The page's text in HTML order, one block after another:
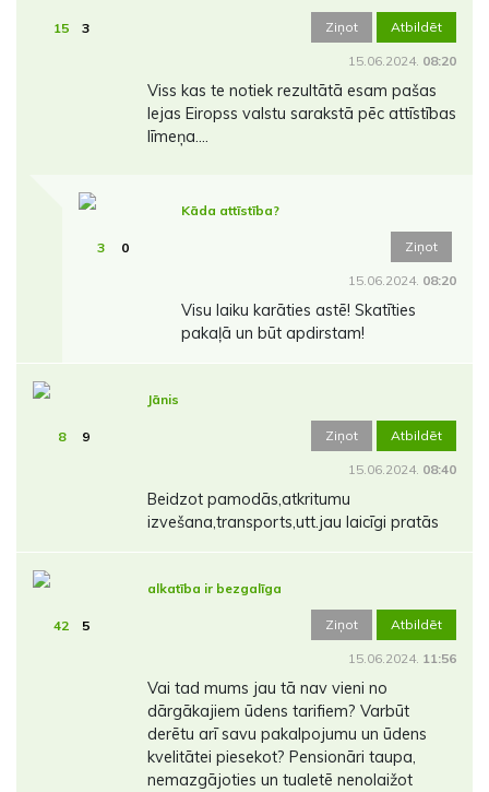
15 3 Ziņot Atbildēt
15.06.2024. 08:20
Viss kas te notiek rezultātā esam pašas
lejas Eiropss valstu sarakstā pēc attīstības
līmeņa....
3 0
Kāda attīstība?
Ziņot
15.06.2024. 08:20
Visu laiku karāties astē! Skatīties
pakaļā un būt apdirstam!
8 9
Jānis
Ziņot Atbildēt
15.06.2024. 08:40
Beidzot pamodās,atkritumu
izvešana,transports,utt.jau laicīgi pratās
42 5
alkatība ir bezgalīga
Ziņot Atbildēt
15.06.2024. 11:56
Vai tad mums jau tā nav vieni no
dārgākajiem ūdens tarifiem? Varbūt
derētu arī savu pakalpojumu un ūdens
kvelitātei piesekot? Pensionāri taupa,
nemazgājoties un tualetē nenolaižot